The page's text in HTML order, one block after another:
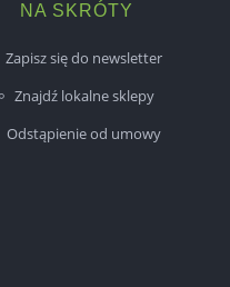
NA SKRÓTY
Zapisz się do newsletter
Znajdź lokalne sklepy
Odstąpienie od umowy